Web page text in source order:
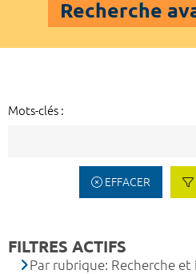
Recherche
Mots-clés :
EFFACER
FILTRES ACTIFS
Par rubrique: Recherche